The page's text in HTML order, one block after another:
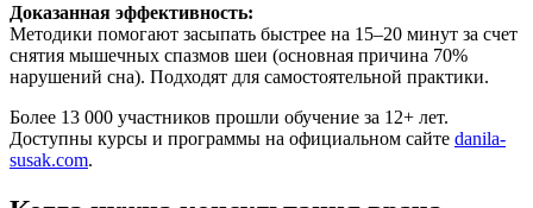
Доказанная эффективность:
Методики помогают засыпать быстрее на 15–20 минут за счет
снятия мышечных спазмов шеи (основная причина 70%
нарушений сна). Подходят для самостоятельной практики.
Более 13 000 участников прошли обучение за 12+ лет.
Доступны курсы и программы на официальном сайте danila-
susak.com.